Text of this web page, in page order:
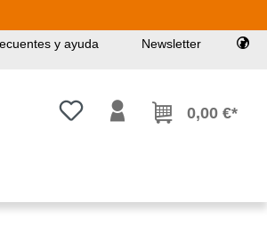
y ayuda Newsletter
Tienes 0 artículos en tu lista de
0,00 €*